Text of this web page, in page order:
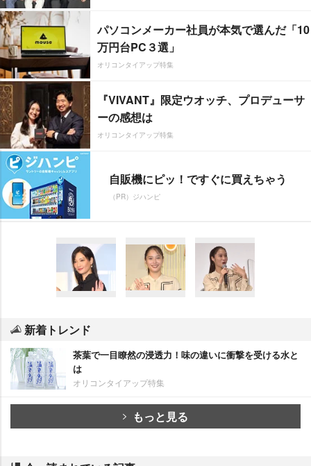
パソコンメーカー社員が本気で選んだ「10
万円台PC３選」
オリコンタイアップ特集
『VIVANT』限定ウオッチ、プロデューサ
ーの感想は
オリコンタイアップ特集
自販機にピッ！ですぐに買えちゃう
（PR）ジハンピ
新着トレンド
茶葉で一目瞭然の浸透力！味の違いに衝撃を受ける水と
は
オリコンタイアップ特集
もっと見る